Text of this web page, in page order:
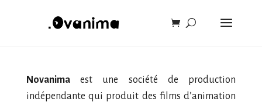
Novanimaest une société de production
indépendante qui produit des films d’animation